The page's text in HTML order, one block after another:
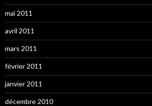
mai 2011
avril 2011
mars 2011
février 2011
janvier 2011
décembre 2010